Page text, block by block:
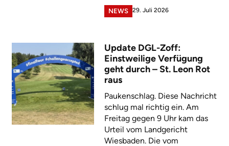
NEWS 29. Juli 2026
Update DGL-Zoff:
Einstweilige Verfügung
geht durch – St. Leon Rot
raus
Paukenschlag. Diese Nachricht
schlug mal richtig ein. Am
Freitag gegen 9 Uhr kam das
Urteil vom Landgericht
Wiesbaden. Die vom